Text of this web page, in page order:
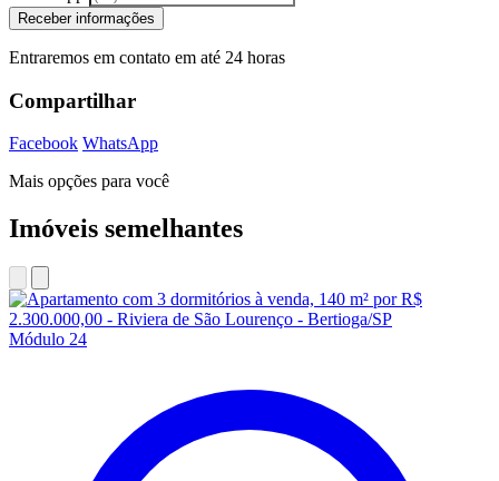
Receber informações
Entraremos em contato em até 24 horas
Compartilhar
Facebook WhatsApp
Mais opções para você
Imóveis semelhantes
Módulo 24